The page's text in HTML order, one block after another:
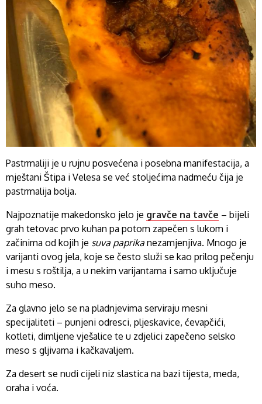
Pastrmaliji je u rujnu posvećena i posebna manifestacija, a
mještani Štipa i Velesa se već stoljećima nadmeću čija je
pastrmalija bolja.
Najpoznatije makedonsko jelo je gravče na tavče – bijeli
grah tetovac prvo kuhan pa potom zapečen s lukom i
začinima od kojih je suva paprika nezamjenjiva. Mnogo je
varijanti ovog jela, koje se često služi se kao prilog pečenju
i mesu s roštilja, a u nekim varijantama i samo uključuje
suho meso.
Za glavno jelo se na pladnjevima serviraju mesni
specijaliteti – punjeni odresci, pljeskavice, ćevapčići,
kotleti, dimljene vješalice te u zdjelici zapečeno selsko
meso s gljivama i kačkavaljem.
Za desert se nudi cijeli niz slastica na bazi tijesta, meda,
oraha i voća.